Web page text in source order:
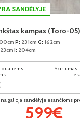
SANDĖLYJE
kampas (Toro-05)
P: 231cm G: 162cm
I: 204cm
Skirtumas
galioja sandėlyje esančioms
599€